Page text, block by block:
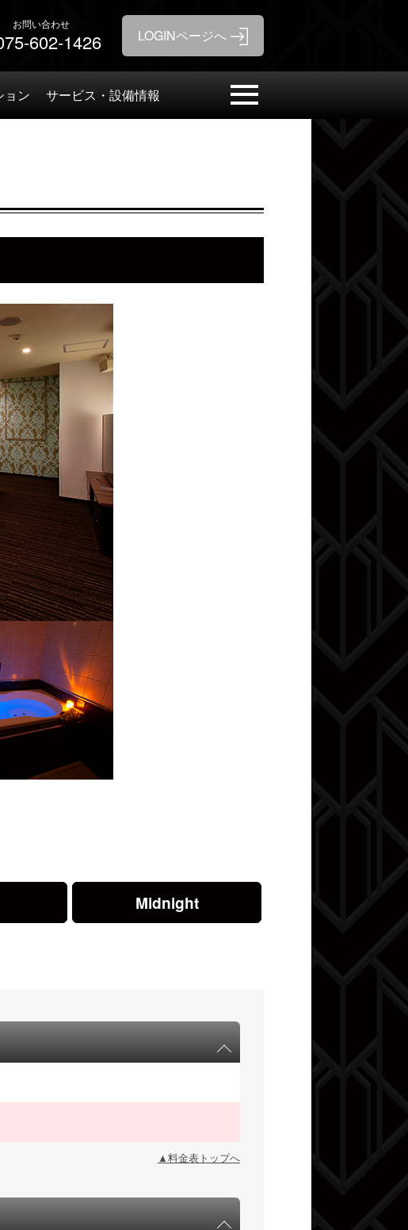
お問い合わせ
602-1426
ョン サービス・設備情報
Midnight
▲料金表トップへ